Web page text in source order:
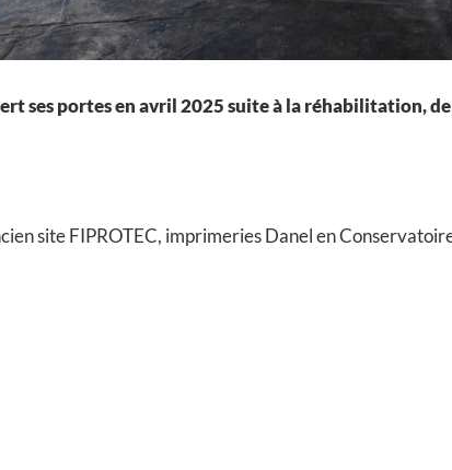
ses portes en avril 2025 suite à la réhabilitation,
site FIPROTEC, imprimeries Danel en